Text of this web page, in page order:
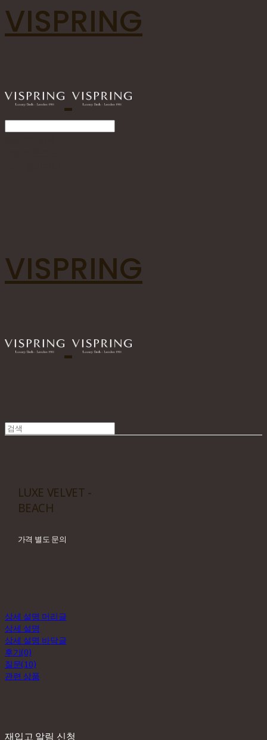
VISPRING
VISPRING
LUXE VELVET -
BEACH
가격 별도 문의
상세 설명 머리글
상세 설명
상세 설명 바닥글
후기(0)
질문(10)
관련 상품
재입고 알림 신청